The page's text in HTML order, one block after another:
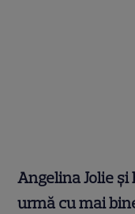
Angelina Jolie
urmă cu mai